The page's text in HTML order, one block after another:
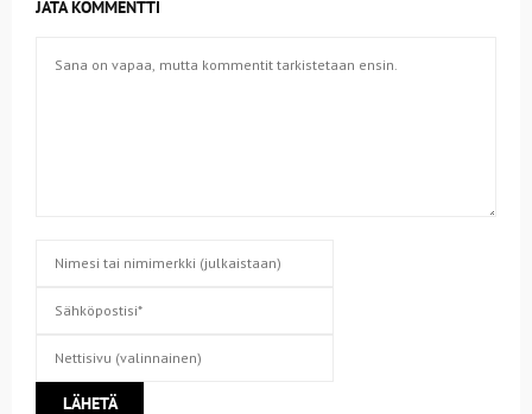
JÄTÄ KOMMENTTI